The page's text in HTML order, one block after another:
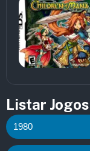
Listar
1980